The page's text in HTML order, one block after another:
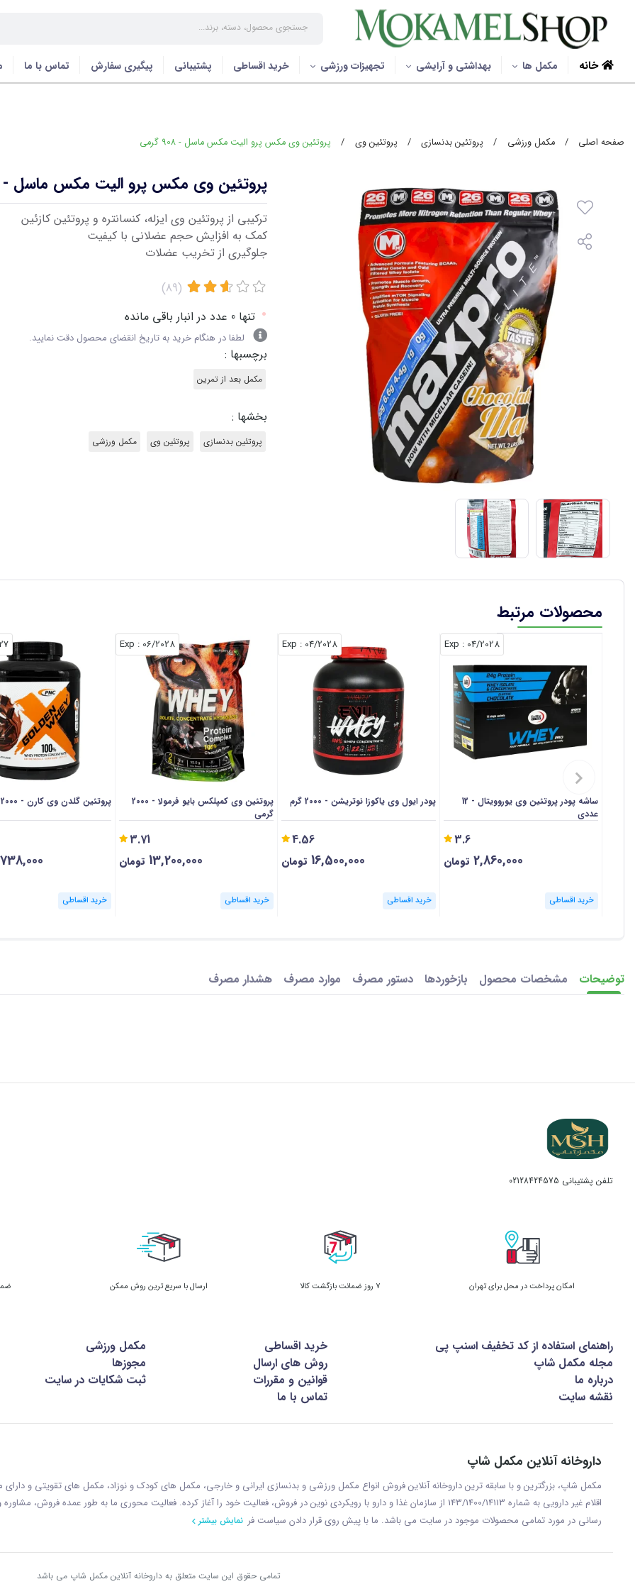
خانه مکمل ها بهداشتی و آرایشی تجهیزات ورزشی خرید اقساطی پشتیبانی پیگیری سفارش تماس با ما
صفحه اصلی / مکمل ورزشی / پروتئین بدنسازی / پروتئین وی / پروتئین وی مکس پرو الیت مکس ماسل - 908 گرمی
پروتئین وی مکس پرو الیت مکس ماسل - 908 گرمی
ترکیبی از پروتئین وی ایزله، کنسانتره و پروتئین کازئین
کمک به افزایش حجم عضلانی با کیفیت
جلوگیری از تخریب عضلات
(89)
• تنها 0 عدد در انبار باقی مانده
لطفا در هنگام خرید به تاریخ انقضای محصول دقت نمایید.
برچسبها :
مکمل بعد از تمرین
بخشها :
پروتئین بدنسازی پروتئین وی مکمل ورزشی
محصولات مرتبط
04/2028
: Exp
ساشه پودر پروتئین وی یوروویتال - 12
عددی
3.6
2,860,000 تومان
خرید اقساطی
04/2028
: Exp
پودر ایول وی یاکوزا نوتریشن - 2000 گرم
4.56
16,500,000 تومان
خرید اقساطی
06/2028
: Exp
پروتئین وی کمپلکس بایو فرمولا - 2000
گرمی
3.71
13,200,000 تومان
خرید اقساطی
پروتئین گلدن وی کارن - 2000 گرمی
خرید اقساطی
توضیحات مشخصات محصول بازخوردها دستور مصرف موارد مصرف هشدار مصرف
تلفن پشتیبانی 02128424575
امکان پرداخت در محل برای تهران 7 روز ضمانت بازگشت کالا ارسال با سریع ترین روش ممکن
راهنمای استفاده از کد تخفیف اسنپ پی خرید اقساطی
مکمل ورزشی
مجله مکمل شاپ
روش های ارسال
مجوزها
درباره ما
قوانین و مقررات
ثبت شکایات در سایت
نقشه سایت
تماس با ما
داروخانه آنلاین مکمل شاپ
مکمل شاپ، بزرگترین و با سابقه ترین داروخانه آنلاین فروش انواع مکمل ورزشی و بدنسازی ایرانی و خارجی، مکمل های کودک و نوزاد، مکمل های تقویتی و
اقلام غیر دارویی به شماره 143/1400/14113 از سازمان غذا و دارو با رويکردی نوين در فروش، فعاليت خود را آغاز کرده. فعاليت محوری ما به طور عمده فروش،
رسانی در مورد تمامی محصولات موجود در سایت می باشد. ما با پيش روی قرار دادن سياست فر نمایش بیشتر
تمامی حقوق این سایت متعلق به داروخانه آنلاین مکمل شاپ می باشد